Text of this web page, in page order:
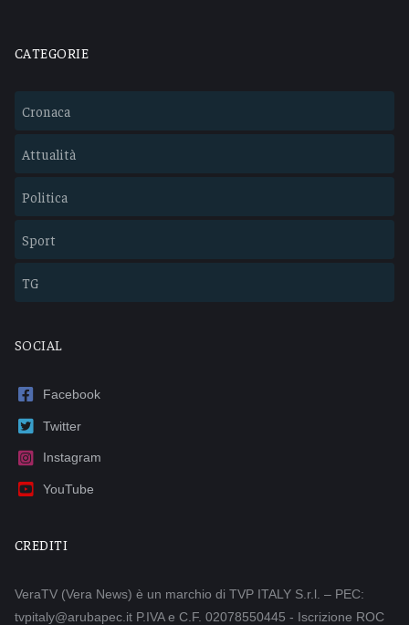
CATEGORIE
Cronaca
Attualità
Politica
Sport
TG
SOCIAL
Facebook
Twitter
Instagram
YouTube
CREDITI
VeraTV (Vera News) è un marchio di TVP ITALY S.r.l. – PEC:
tvpitaly@arubapec.it P.IVA e C.F. 02078550445 - Iscrizione ROC